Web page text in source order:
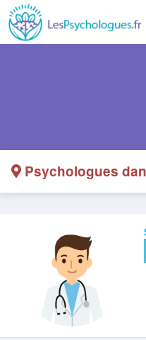
Psychologues